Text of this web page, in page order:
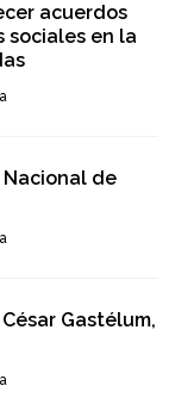
acuerdos
sociales en la
Nacional de
Gastélum,